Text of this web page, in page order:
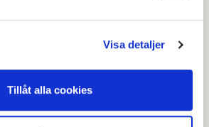
Visa detaljer
Tillåt alla cookies